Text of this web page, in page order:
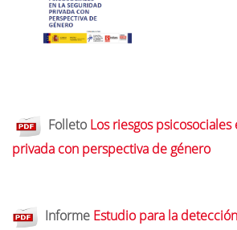
Folleto Los riesgos
privada con perspectiva de género
Informe Estudio para la